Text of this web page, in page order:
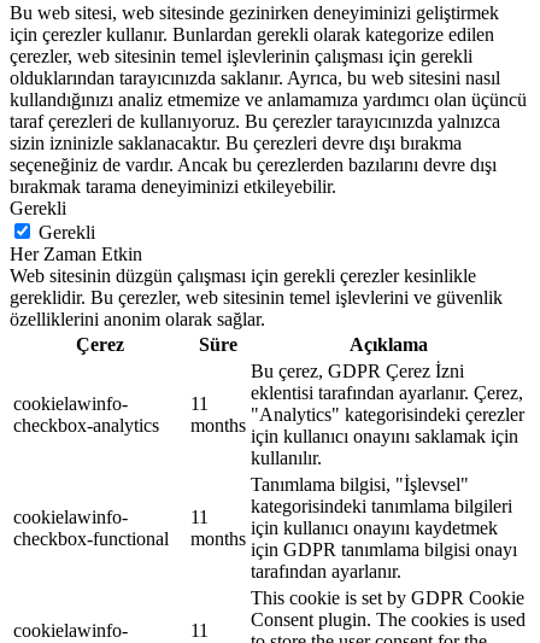
Bu web sitesi, web sitesinde gezinirken deneyiminizi geliştirmek
için çerezler kullanır. Bunlardan gerekli olarak kategorize edilen
çerezler, web sitesinin temel işlevlerinin çalışması için gerekli
olduklarından tarayıcınızda saklanır. Ayrıca, bu web sitesini nasıl
kullandığınızı analiz etmemize ve anlamamıza yardımcı olan üçüncü
taraf çerezleri de kullanıyoruz. Bu çerezler tarayıcınızda yalnızca
sizin izninizle saklanacaktır. Bu çerezleri devre dışı bırakma
seçeneğiniz de vardır. Ancak bu çerezlerden bazılarını devre dışı
bırakmak tarama deneyiminizi etkileyebilir.
Gerekli
Gerekli
Her Zaman Etkin
Web sitesinin düzgün çalışması için gerekli çerezler kesinlikle
gereklidir. Bu çerezler, web sitesinin temel işlevlerini ve güvenlik
özelliklerini anonim olarak sağlar.
Çerez
Süre Açıklama
cookielawinfo-
checkbox-analytics
11
months
Bu çerez, GDPR Çerez İzni
eklentisi tarafından ayarlanır. Çerez,
"Analytics" kategorisindeki çerezler
için kullanıcı onayını saklamak için
kullanılır.
cookielawinfo-
checkbox-functional
11
months
Tanımlama bilgisi, "İşlevsel"
kategorisindeki tanımlama bilgileri
için kullanıcı onayını kaydetmek
için GDPR tanımlama bilgisi onayı
tarafından ayarlanır.
cookielawinfo-
11
This cookie is set by GDPR Cookie
Consent plugin. The cookies is used